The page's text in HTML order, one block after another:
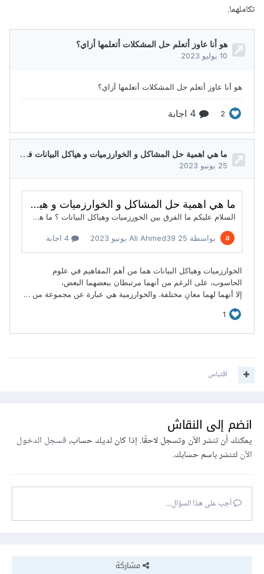
تكاملهما.
اقتباس
انضم إلى النقاش
يمكنك أن تنشر الآن وتسجل لاحقًا. إذا كان لديك حساب،فسجل الدخول
الآنلتنشر باسم حسابك.
أجب على هذا السؤال...
مشاركة